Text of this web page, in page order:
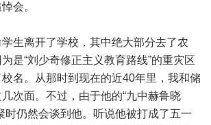
会。
离开了学校，其中绝大部分去了农
是“刘少奇修正主义教育路线”的重灾区
名。从那时到现在的近40年里，我和储
次面。不过，由于他的“九中赫鲁晓
时仍然会谈到他。听说他被打成了五一